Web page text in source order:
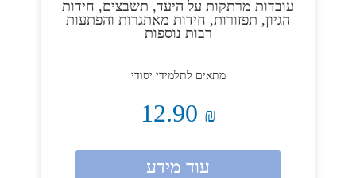
עובדות מרתקות על היעד, תשבצים, חידות
הגיון, תפזורות, חידות מאתגרות והפתעות
רבות נוספות
מתאים לתלמידי יסודי
₪
עוד מידע